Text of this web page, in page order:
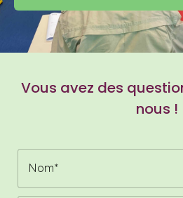
Vous avez des
nous !
Nom